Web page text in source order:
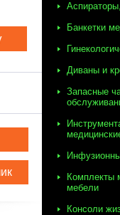
Банкетки
Диваны и
Запасные
Комплекты
мебели
Консоли